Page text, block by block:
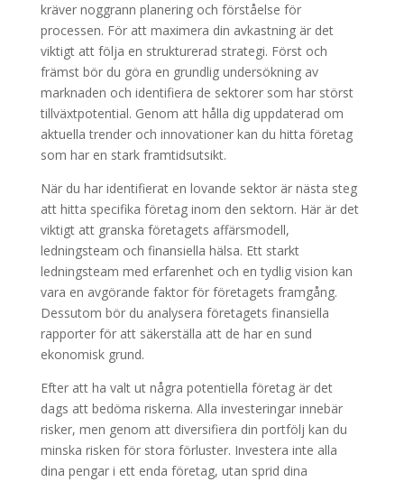
kräver noggrann planering och förståelse för
processen. För att maximera din avkastning är det
viktigt att följa en strukturerad strategi. Först och
främst bör du göra en grundlig undersökning av
marknaden och identifiera de sektorer som har störst
tillväxtpotential. Genom att hålla dig uppdaterad om
aktuella trender och innovationer kan du hitta företag
som har en stark framtidsutsikt.
När du har identifierat en lovande sektor är nästa steg
att hitta specifika företag inom den sektorn. Här är det
viktigt att granska företagets affärsmodell,
ledningsteam och finansiella hälsa. Ett starkt
ledningsteam med erfarenhet och en tydlig vision kan
vara en avgörande faktor för företagets framgång.
Dessutom bör du analysera företagets finansiella
rapporter för att säkerställa att de har en sund
ekonomisk grund.
Efter att ha valt ut några potentiella företag är det
dags att bedöma riskerna. Alla investeringar innebär
risker, men genom att diversifiera din portfölj kan du
minska risken för stora förluster. Investera inte alla
dina pengar i ett enda företag, utan sprid dina